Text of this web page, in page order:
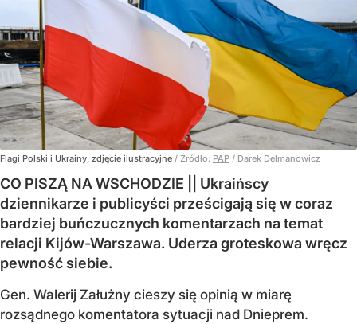
Flagi Polski i Ukrainy, zdjęcie ilustracyjne / Źródło: PAP / Darek Delmanowicz
CO PISZĄ NA WSCHODZIE || Ukraińscy
dziennikarze i publicyści prześcigają się w coraz
bardziej buńczucznych komentarzach na temat
relacji Kijów-Warszawa. Uderza groteskowa wręcz
pewność siebie.
Gen. Walerij Załużny cieszy się opinią w miarę
rozsądnego komentatora sytuacji nad Dnieprem.